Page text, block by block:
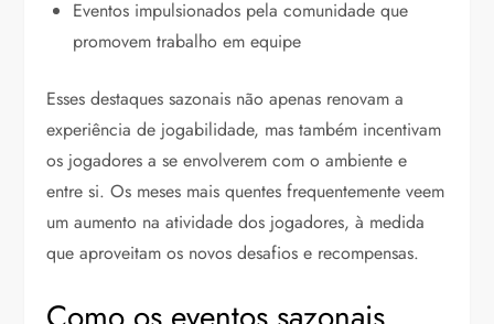
Eventos impulsionados pela comunidade que
promovem trabalho em equipe
Esses destaques sazonais não apenas renovam a
experiência de jogabilidade, mas também incentivam
os jogadores a se envolverem com o ambiente e
entre si. Os meses mais quentes frequentemente veem
um aumento na atividade dos jogadores, à medida
que aproveitam os novos desafios e recompensas.